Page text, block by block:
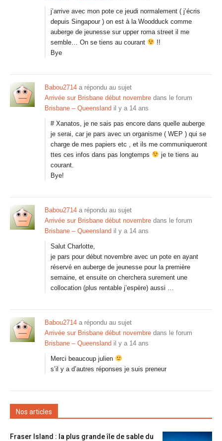
j’arrive avec mon pote ce jeudi normalement ( j’écris
depuis Singapour ) on est à la Woodduck comme
auberge de jeunesse sur upper roma street il me
semble… On se tiens au courant
!!
Bye
Babou2714 a répondu au sujet
Arrivée sur Brisbane début novembre dans le forum
Brisbane – Queensland il y a 14 ans
# Xanatos, je ne sais pas encore dans quelle auberge
je serai, car je pars avec un organisme ( WEP ) qui se
charge de mes papiers etc , et ils me communiqueront
ttes ces infos dans pas longtemps
je te tiens au
courant.
Bye!
Babou2714 a répondu au sujet
Arrivée sur Brisbane début novembre dans le forum
Brisbane – Queensland il y a 14 ans
Salut Charlotte,
je pars pour début novembre avec un pote en ayant
réservé en auberge de jeunesse pour la première
semaine, et ensuite on cherchera surement une
collocation (plus rentable j’espère) aussi …
Babou2714 a répondu au sujet
Arrivée sur Brisbane début novembre dans le forum
Brisbane – Queensland il y a 14 ans
Merci beaucoup julien
s’il y a d’autres réponses je suis preneur
Nos articles
Fraser Island : la plus grande île de sable du